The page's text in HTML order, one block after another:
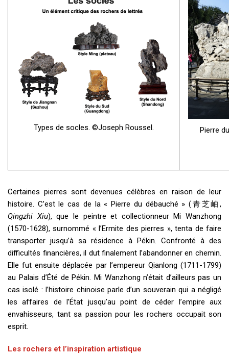
Types de socles. ©Joseph Roussel. Pierre
Certaines pierres sont devenues célèbres en raison de leur
histoire. C’est le cas de la « Pierre du débauché » (青芝岫,
Qingzhi Xiu), que le peintre et collectionneur Mi Wanzhong
(1570-1628), surnommé « l’Ermite des pierres », tenta de faire
transporter jusqu’à sa résidence à Pékin. Confronté à des
difficultés financières, il dut finalement l’abandonner en chemin.
Elle fut ensuite déplacée par l’empereur Qianlong (1711-1799)
au Palais d’Été de Pékin. Mi Wanzhong n’était d’ailleurs pas un
cas isolé : l’histoire chinoise parle d’un souverain qui a négligé
les affaires de l’État jusqu’au point de céder l’empire aux
envahisseurs, tant sa passion pour les rochers occupait son
esprit.
Les rochers et l’inspiration artistique